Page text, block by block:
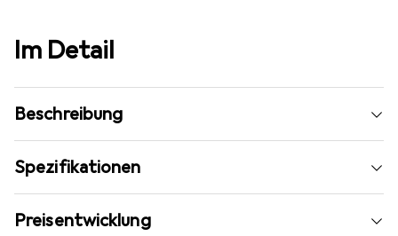
Im Detail
Beschreibung
Spezifikationen
Preisentwicklung